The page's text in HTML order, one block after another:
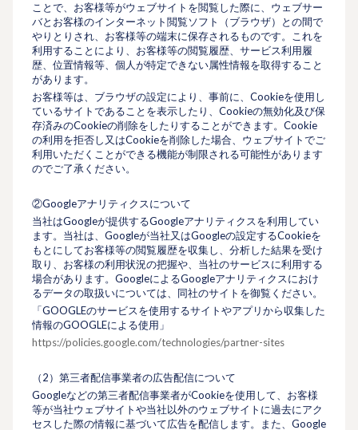
ことで、お客様等がウェブサイトを閲覧した際に、ウェブサー
バとお客様のインターネット閲覧ソフト（ブラウザ）との間で
やりとりされ、お客様等の端末に保存されるものです。これを
利用することにより、お客様等の閲覧履歴、サービス利用履
歴、位置情報等、個人が特定できない属性情報を取得すること
があります。
お客様等は、ブラウザの設定により、事前に、Cookieを使用し
ているサイトであることを表示したり、Cookieの無効化及び保
存済みのCookieの削除をしたりすることができます。Cookie
の利用を拒否し又はCookieを削除した場合、ウェブサイトでご
利用いただくことができる機能が制限される可能性があります
のでご了承ください。
②Googleアナリティクスについて
当社はGoogleが提供するGoogleアナリティクスを利用してい
ます。当社は、Googleが当社又はGoogleの設定するCookieを
もとにしてお客様等の閲覧履歴を収集し、分析した結果を受け
取り、お客様の利用状況の把握や、当社のサービスに利用する
場合があります。GoogleによるGoogleアナリティクスにおけ
るデータの取扱いについては、同社のサイトを御覧ください。
「GOOGLEのサービスを使用するサイトやアプリから収集した
情報のGOOGLEによる使用」
https://policies.google.com/technologies/partner-sites
（2）第三者配信事業者の広告配信について
Googleなどの第三者配信事業者がCookieを使用して、お客様
等が当社ウェブサイトや当社以外のウェブサイトに過去にアク
セスした際の情報に基づいて広告を配信します。また、Google